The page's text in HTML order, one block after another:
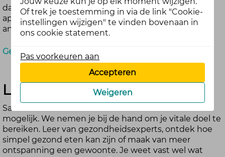
dagen, onze community helpt je op weg. Gebruik de
app, deel je vooruitgang en laat je inspireren door
anderen. Want samen kom je verder!
Gebruik de app
Leuk dat je er bent
Samen Fitter maakt vitaal leven voor iedereen
mogelijk. We nemen je bij de hand om je vitale doel te
bereiken. Leer van gezondheidsexperts, ontdek hoe
simpel gezond eten kan zijn of maak van meer
ontspanning een gewoonte. Je weet vast wel wat
Of trek je toestemming in via de link "Cookie-
instellingen wijzigen" te vinden bovenaan in
ons cookie statement.
Pas voorkeuren aan
Accepteren
Weigeren